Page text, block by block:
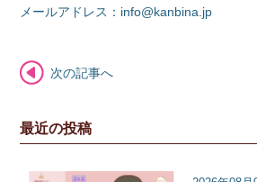
メールアドレス：info@kanbina.jp
次の記事へ
最近の投稿